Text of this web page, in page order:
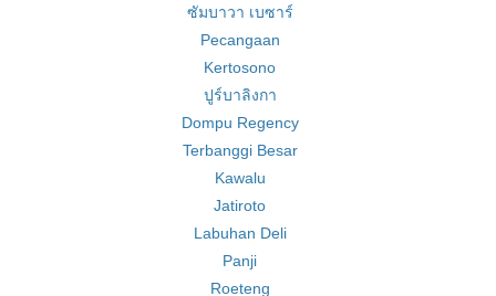
ซัมบาวา เบซาร์
Pecangaan
Kertosono
ปูร์บาลิงกา
Dompu Regency
Terbanggi Besar
Kawalu
Jatiroto
Labuhan Deli
Panji
Roeteng